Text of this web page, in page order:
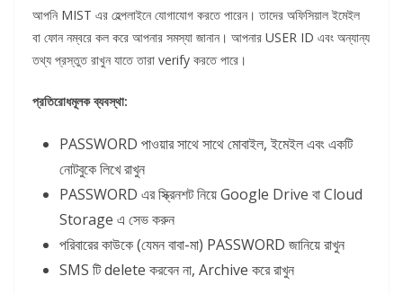
আপনি MIST এর হেল্পলাইনে যোগাযোগ করতে পারেন। তাদের অফিসিয়াল ইমেইল
বা ফোন নম্বরে কল করে আপনার সমস্যা জানান। আপনার USER ID এবং অন্যান্য
তথ্য প্রস্তুত রাখুন যাতে তারা verify করতে পারে।
প্রতিরোধমূলক ব্যবস্থা:
PASSWORD পাওয়ার সাথে সাথে মোবাইল, ইমেইল এবং একটি
নোটবুকে লিখে রাখুন
PASSWORD এর স্ক্রিনশট নিয়ে Google Drive বা Cloud
Storage এ সেভ করুন
পরিবারের কাউকে (যেমন বাবা-মা) PASSWORD জানিয়ে রাখুন
SMS টি delete করবেন না, Archive করে রাখুন